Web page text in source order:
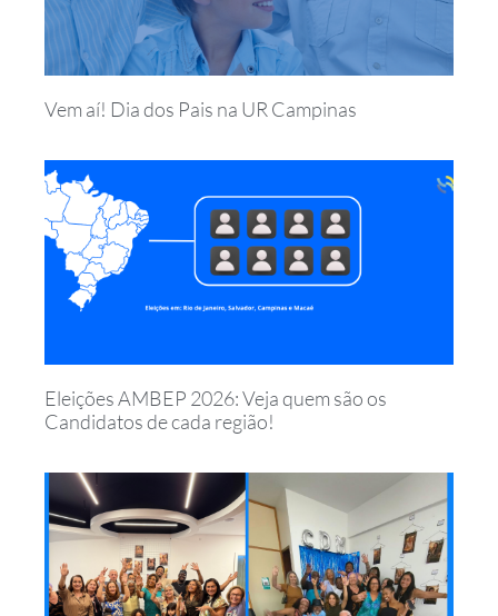
Vem aí! Dia dos Pais na UR Campinas
Eleições AMBEP 2026: Veja quem são os
Candidatos de cada região!